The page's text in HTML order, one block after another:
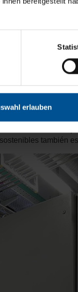
erlauben
o
explica el
mundo. "La
que aquí en
ríos y lagos sigue
eficientes
y la
varios años
también